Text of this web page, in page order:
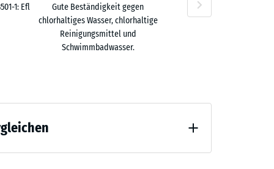
1: Efl
Gute Beständigkeit gegen
chlorhaltiges Wasser, chlorhaltige
Reinigungsmittel und
Schwimmbadwasser.